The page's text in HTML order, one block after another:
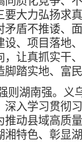
大力弘扬求
盾不推诿、
、项目落地
让真抓实干
踏实地、富
则湖南强。义
入学习贯彻
动县域高质
特色、彰显